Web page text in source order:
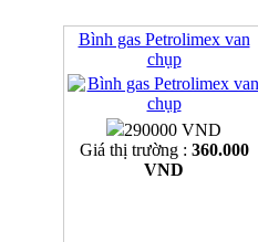
Bình gas Petrolimex van
chụp
290000 VND
Giá thị trường : 360.000
VND